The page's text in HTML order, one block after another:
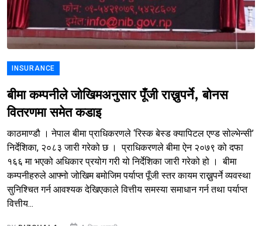
INSURANCE
बीमा कम्पनीले जोखिमअनुसार पूँजी राख्नुपर्ने, बोनस
वितरणमा समेत कडाइ
काठमाण्डौ । नेपाल बीमा प्राधिकरणले ‘रिस्क बेस्ड क्यापिटल एण्ड सोल्भेन्सी’
निर्देशिका, २०८३ जारी गरेको छ । प्राधिकरणले बीमा ऐन २०७९ को दफा
१६६ मा भएको अधिकार प्रयोग गरी यो निर्देशिका जारी गरेको हो । बीमा
कम्पनीहरुले आफ्नो जोखिम बमोजिम पर्याप्त पूँजी स्तर कायम राख्नुपर्ने व्यवस्था
सुनिश्चित गर्न आवश्यक देखिएकाले वित्तीय समस्या समाधान गर्न तथा पर्याप्त
वित्तीय...